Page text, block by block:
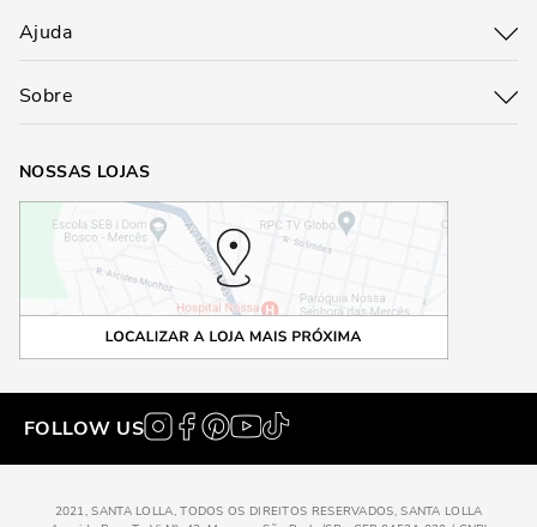
Ajuda
Sobre
NOSSAS LOJAS
FOLLOW US
2021, SANTA LOLLA, TODOS OS DIREITOS RESERVADOS, SANTA LOLLA